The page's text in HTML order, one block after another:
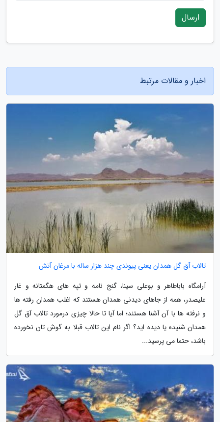
ارسال
اخبار و مقالات مرتبط
تالاب آق گل همدان یعنی پیوندی چند هزار ساله با مرغان آتش
آرامگاه باباطاهر و بوعلی سینا، گنج نامه و تپه های هگمتانه و غار
علیصدر، همه از جاهای دیدنی همدان هستند که اغلب همدان رفته ها
و نرفته ها با آن آشنا هستند؛ اما آیا تا حالا چیزی درمورد تالاب آق گل
همدان شنیده یا دیده اید؟ اگر نام این تالاب قبلا به گوش تان نخورده
باشد، حتما می پرسید...